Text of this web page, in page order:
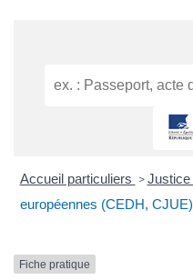
Accueil particuliers > Justice
européennes (CEDH, CJUE)
Fiche pratique